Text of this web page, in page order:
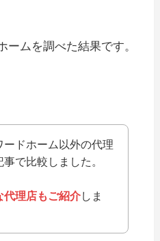
ームを調べた結果です。
ードホーム以外の代理
で比較しました。
代理店もご紹介しま